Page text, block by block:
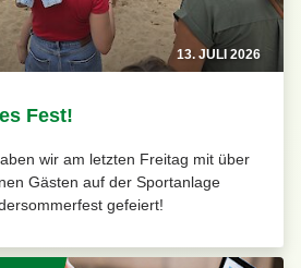
13. JULI 2026
Fest!
wir am letzten Freitag mit über
Gästen auf der Sportanlage
gefeiert!